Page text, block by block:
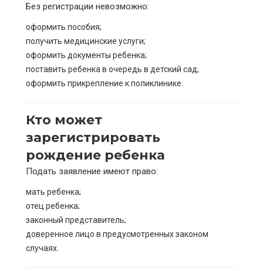
Без регистрации невозможно:
оформить пособия;
получить медицинские услуги;
оформить документы ребенка;
поставить ребенка в очередь в детский сад;
оформить прикрепление к поликлинике.
Кто может
зарегистрировать
рождение ребенка
Подать заявление имеют право:
мать ребенка;
отец ребенка;
законный представитель;
доверенное лицо в предусмотренных законом
случаях.